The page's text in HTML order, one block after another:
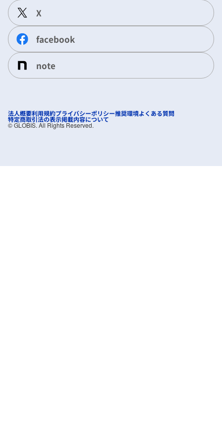
X
facebook
note
法人概要利用規約プライバシーポリシー推奨環境よくある質問
特定商取引法の表示掲載内容について
©︎ GLOBIS. All Rights Reserved.